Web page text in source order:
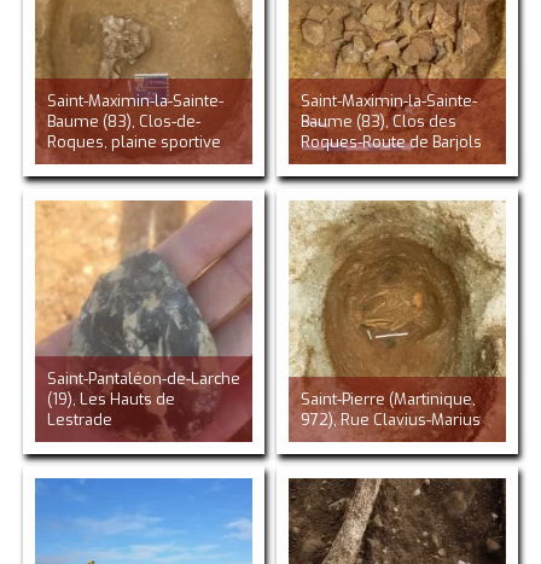
Saint-Maximin-la-Sainte-
Baume (83), Clos-de-
Roques, plaine sportive
Saint-Maximin-la-Sainte-
Baume (83), Clos des
Roques-Route de Barjols
Saint-Pantaléon-de-Larche
(19), Les Hauts de
Lestrade
Saint-Pierre (Martinique,
972), Rue Clavius-Marius